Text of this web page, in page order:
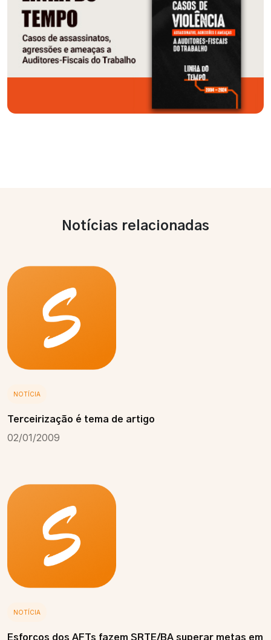
Notícias relacionadas
NOTÍCIA
Terceirização é tema de artigo
02/01/2009
NOTÍCIA
Esforços dos AFTs fazem SRTE/BA superar metas em